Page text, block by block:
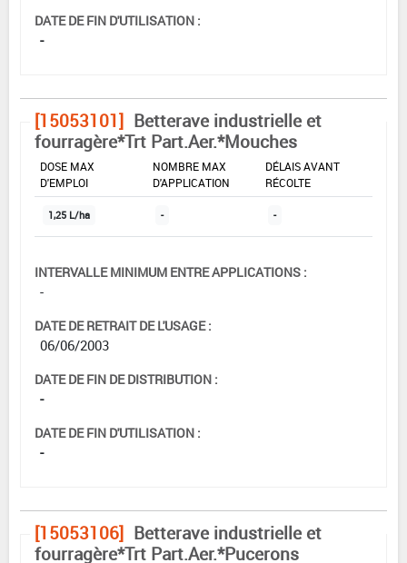
DATE DE FIN D'UTILISATION :
-
[15053101] Betterave industrielle et
fourragère*Trt Part.Aer.*Mouches
DOSE MAX
D'EMPLOI
NOMBRE MAX
D'APPLICATION
DÉLAIS AVANT
RÉCOLTE
1,25 L/ha - -
INTERVALLE MINIMUM ENTRE APPLICATIONS :
-
DATE DE RETRAIT DE L'USAGE :
06/06/2003
DATE DE FIN DE DISTRIBUTION :
-
DATE DE FIN D'UTILISATION :
-
[15053106] Betterave industrielle et
fourragère*Trt Part.Aer.*Pucerons